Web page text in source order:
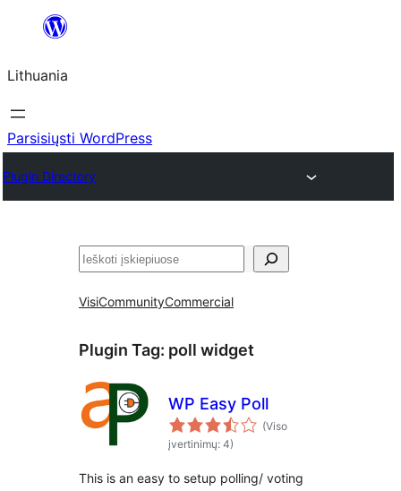
turinio
Lithuania
Parsisiųsti WordPress
Plugin Directory
Paieška
VisiCommunityCommercial
Plugin Tag: poll widget
WP Easy Poll
(Viso
įvertinimų: 4)
This is an easy to setup polling/ voting